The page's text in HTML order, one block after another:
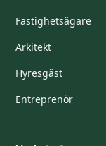
Fastighetsägare
Arkitekt
Hyresgäst
Entreprenör